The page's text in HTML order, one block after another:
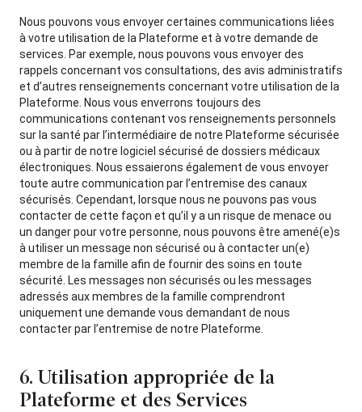
Nous pouvons vous envoyer certaines communications liées
à votre utilisation de la Plateforme et à votre demande de
services. Par exemple, nous pouvons vous envoyer des
rappels concernant vos consultations, des avis administratifs
et d’autres renseignements concernant votre utilisation de la
Plateforme. Nous vous enverrons toujours des
communications contenant vos renseignements personnels
sur la santé par l’intermédiaire de notre Plateforme sécurisée
ou à partir de notre logiciel sécurisé de dossiers médicaux
électroniques. Nous essaierons également de vous envoyer
toute autre communication par l’entremise des canaux
sécurisés. Cependant, lorsque nous ne pouvons pas vous
contacter de cette façon et qu’il y a un risque de menace ou
un danger pour votre personne, nous pouvons être amené(e)s
à utiliser un message non sécurisé ou à contacter un(e)
membre de la famille afin de fournir des soins en toute
sécurité. Les messages non sécurisés ou les messages
adressés aux membres de la famille comprendront
uniquement une demande vous demandant de nous
contacter par l’entremise de notre Plateforme.
6. Utilisation appropriée de la
Plateforme et des Services